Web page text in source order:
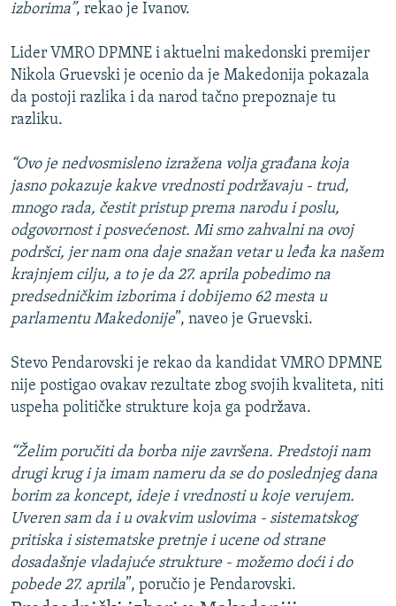
izborima”, rekao je Ivanov.
Lider VMRO DPMNE i aktuelni makedonski premijer
Nikola Gruevski je ocenio da je Makedonija pokazala
da postoji razlika i da narod tačno prepoznaje tu
razliku.
“Ovo je nedvosmisleno izražena volja građana koja
jasno pokazuje kakve vrednosti podržavaju - trud,
mnogo rada, čestit pristup prema narodu i poslu,
odgovornost i posvećenost. Mi smo zahvalni na ovoj
podršci, jer nam ona daje snažan vetar u leđa ka našem
krajnjem cilju, a to je da 27. aprila pobedimo na
predsedničkim izborima i dobijemo 62 mesta u
parlamentu Makedonije”, naveo je Gruevski.
Stevo Pendarovski je rekao da kandidat VMRO DPMNE
nije postigao ovakav rezultate zbog svojih kvaliteta, niti
uspeha političke strukture koja ga podržava.
“Želim poručiti da borba nije završena. Predstoji nam
drugi krug i ja imam nameru da se do poslednjeg dana
borim za koncept, ideje i vrednosti u koje verujem.
Uveren sam da i u ovakvim uslovima - sistematskog
pritiska i sistematske pretnje i ucene od strane
dosadašnje vladajuće strukture - možemo doći i do
pobede 27. aprila”, poručio je Pendarovski.